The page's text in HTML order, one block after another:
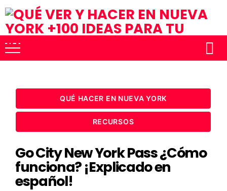
QUÉ HACER EN NUEVA YORK
RECURSOS
Go City New York Pass ¿Cómo
funciona? ¡Explicado en
español!